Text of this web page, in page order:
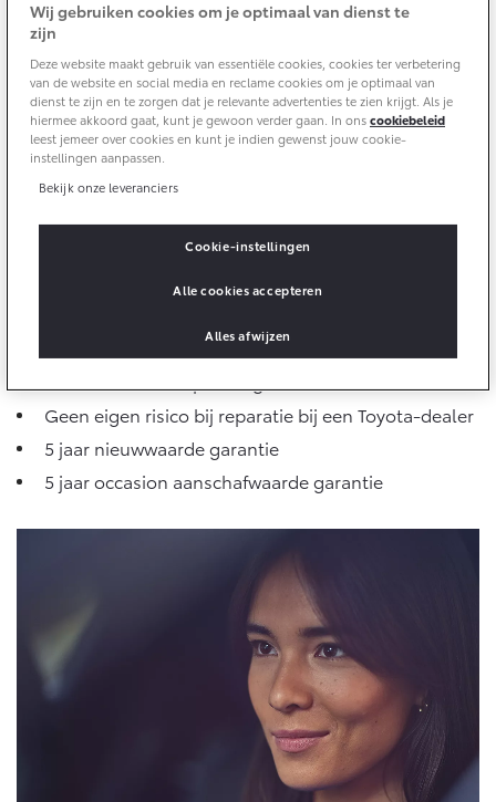
bZ4X
BATTERIJ-ELEKTRISCH
bZ4X Touring
BATTERIJ-ELEKTRISCH
Vanaf € 48.995,-
WATERSTOF-ELEKTRISCH
Vanaf € 76.695,-
OOK ALS BATTERIJ-
ELEKTRISCH
Vanaf € 27.945,-
Proace Verso
BATTERIJ-ELEKTRISCH
Vanaf € 55.950,-
Connected check
Navigatie updates
Jouw voordelen in één oogopslag
Geen eigen risico bij reparatie bij een Toyota-dealer
5 jaar nieuwwaarde garantie
5 jaar occasion aanschafwaarde garantie
Wij gebruiken cookies om je optimaal van dienst te
zijn
Deze website maakt gebruik van essentiële cookies, cookies ter verbetering
van de website en social media en reclame cookies om je optimaal van
dienst te zijn en te zorgen dat je relevante advertenties te zien krijgt. Als je
hiermee akkoord gaat, kunt je gewoon verder gaan. In onscookiebeleid
leest jemeer over cookies en kunt je indien gewenst jouw cookie-
instellingen aanpassen.
Bekijk onze leveranciers
Cookie-instellingen
Alles afwijzen
Alle cookies accepteren